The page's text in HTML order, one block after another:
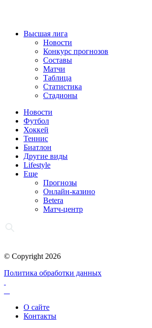
Высшая лига
Новости
Конкурс прогнозов
Составы
Матчи
Таблица
Статистика
Стадионы
Новости
Футбол
Хоккей
Теннис
Биатлон
Другие виды
Lifestyle
Еще
Прогнозы
Онлайн-казино
Betera
Матч-центр
© Copyright 2026
Политика обработки данных
О сайте
Контакты